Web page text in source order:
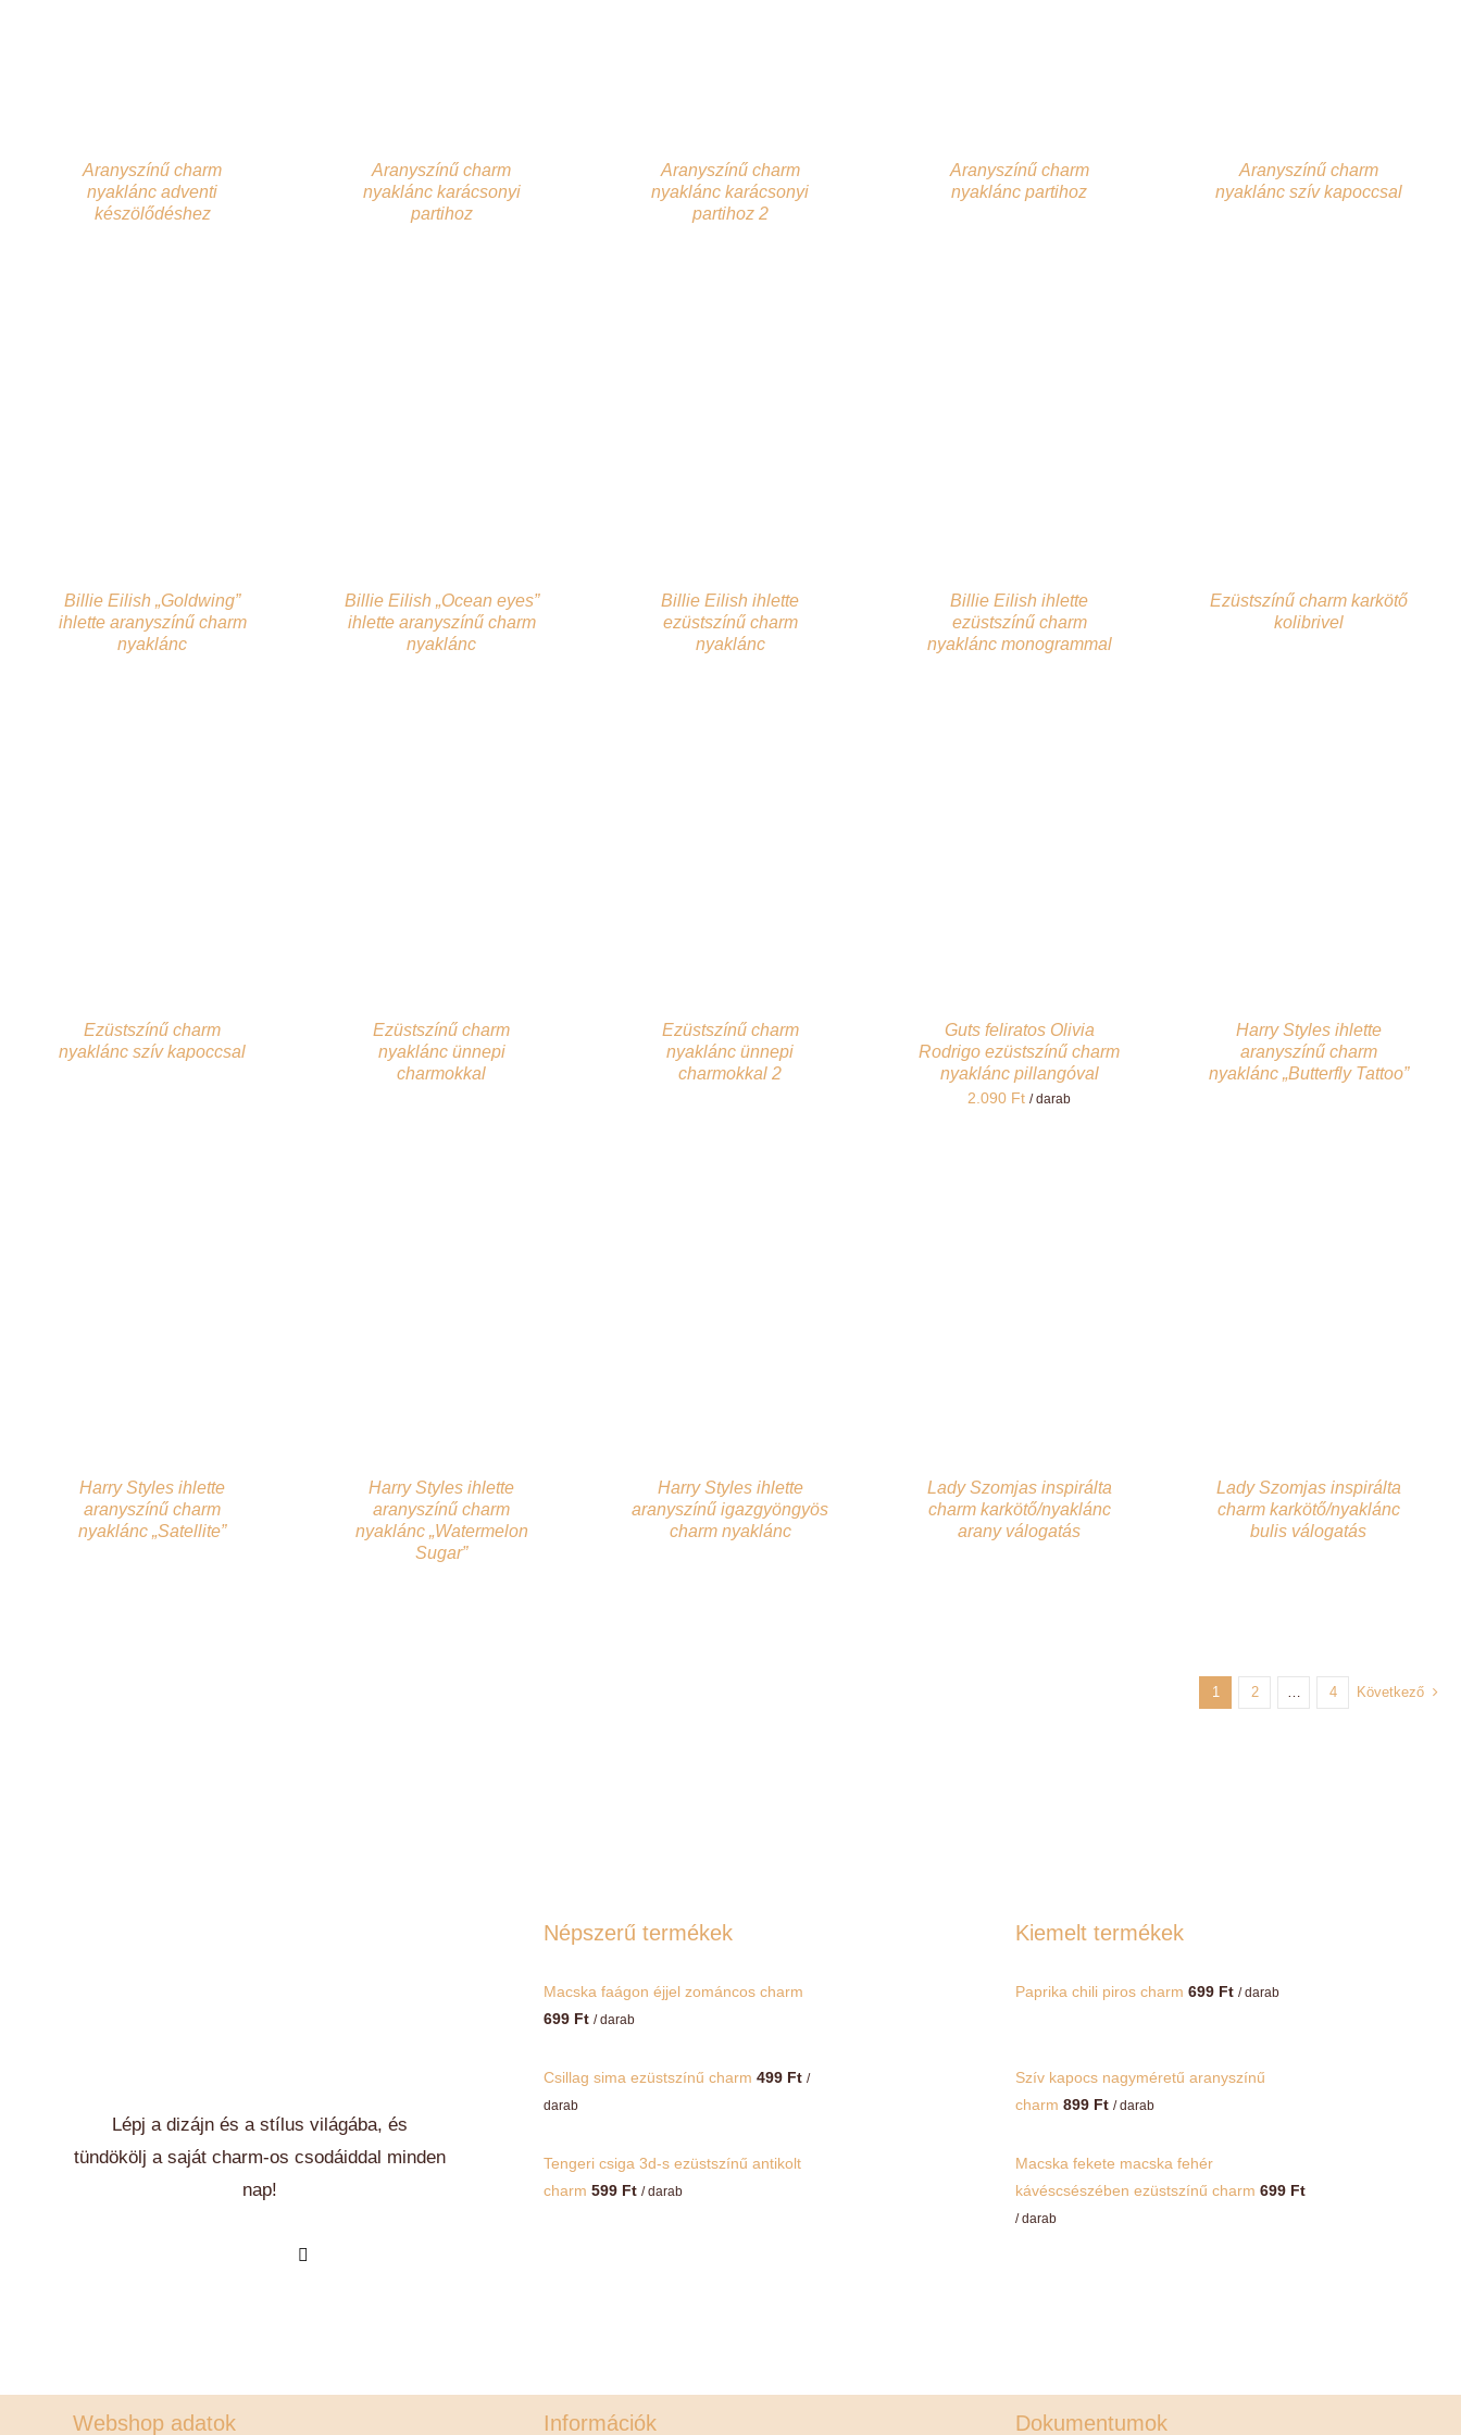
Aranyszínű charm
nyaklánc adventi
készölődéshez
Aranyszínű charm
nyaklánc karácsonyi
partihoz
Aranyszínű charm
nyaklánc karácsonyi
partihoz 2
Aranyszínű charm
nyaklánc partihoz
Aranyszínű charm
nyaklánc szív kapoccsal
Billie Eilish „Goldwing”
ihlette aranyszínű charm
nyaklánc
Billie Eilish „Ocean eyes”
ihlette aranyszínű charm
nyaklánc
Billie Eilish ihlette
ezüstszínű charm
nyaklánc
Billie Eilish ihlette
ezüstszínű charm
nyaklánc monogrammal
Ezüstszínű charm karkötő
kolibrivel
Ezüstszínű charm
nyaklánc szív kapoccsal
Ezüstszínű charm
nyaklánc ünnepi
charmokkal
Ezüstszínű charm
nyaklánc ünnepi
charmokkal 2
Guts feliratos Olivia
Rodrigo ezüstszínű charm
nyaklánc pillangóval
2.090 Ft / darab
Harry Styles ihlette
aranyszínű charm
nyaklánc „Butterfly Tattoo”
Harry Styles ihlette
aranyszínű charm
nyaklánc „Satellite”
Harry Styles ihlette
aranyszínű charm
nyaklánc „Watermelon
Sugar”
Harry Styles ihlette
aranyszínű igazgyöngyös
charm nyaklánc
Lady Szomjas inspirálta
charm karkötő/nyaklánc
arany válogatás
Lady Szomjas inspirálta
charm karkötő/nyaklánc
bulis válogatás
1 2 … 4 Következő
Lépj a dizájn és a stílus világába, és
tündökölj a saját charm-os csodáiddal minden
nap!
Népszerű termékek
Macska faágon éjjel zománcos charm
699 Ft / darab
Csillag sima ezüstszínű charm 499 Ft /
darab
Tengeri csiga 3d-s ezüstszínű antikolt
charm 599 Ft / darab
Kiemelt termékek
Paprika chili piros charm 699 Ft / darab
Szív kapocs nagyméretű aranyszínű
charm 899 Ft / darab
Macska fekete macska fehér
kávéscsészében ezüstszínű charm 699 Ft
/ darab
Webshop adatok Információk Dokumentumok